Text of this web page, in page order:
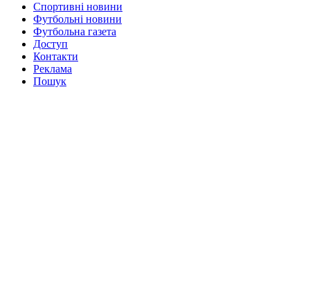
Спортивні новини
Футбольні новини
Футбольна газета
Доступ
Контакти
Реклама
Пошук